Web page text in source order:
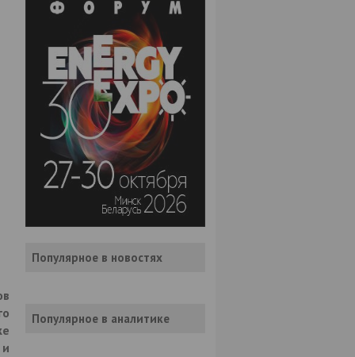
Популярное в новостях
Популярное в аналитике